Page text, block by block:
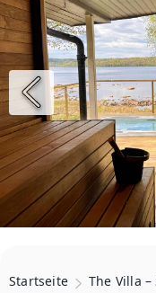
Startseite The Villa